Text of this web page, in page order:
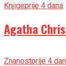
Knjigeprije 4 dana
Agatha
Znanostprije 4